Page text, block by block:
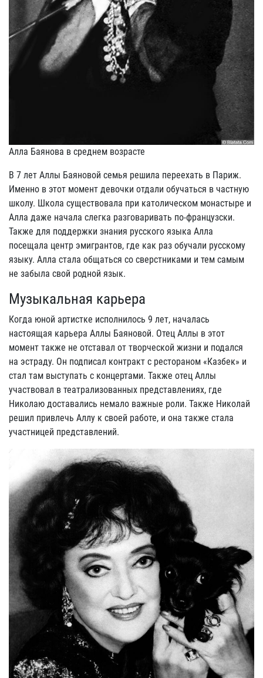
Алла Баянова в среднем возрасте
В 7 лет Аллы Баяновой семья решила переехать в Париж.
Именно в этот момент девочки отдали обучаться в частную
школу. Школа существовала при католическом монастыре и
Алла даже начала слегка разговаривать по-французски.
Также для поддержки знания русского языка Алла
посещала центр эмигрантов, где как раз обучали русскому
языку. Алла стала общаться со сверстниками и тем самым
не забыла свой родной язык.
Музыкальная карьера
Когда юной артистке исполнилось 9 лет, началась
настоящая карьера Аллы Баяновой. Отец Аллы в этот
момент также не отставал от творческой жизни и подался
на эстраду. Он подписал контракт с рестораном «Казбек» и
стал там выступать с концертами. Также отец Аллы
участвовал в театрализованных представлениях, где
Николаю доставались немало важные роли. Также Николай
решил привлечь Аллу к своей работе, и она также стала
участницей представлений.